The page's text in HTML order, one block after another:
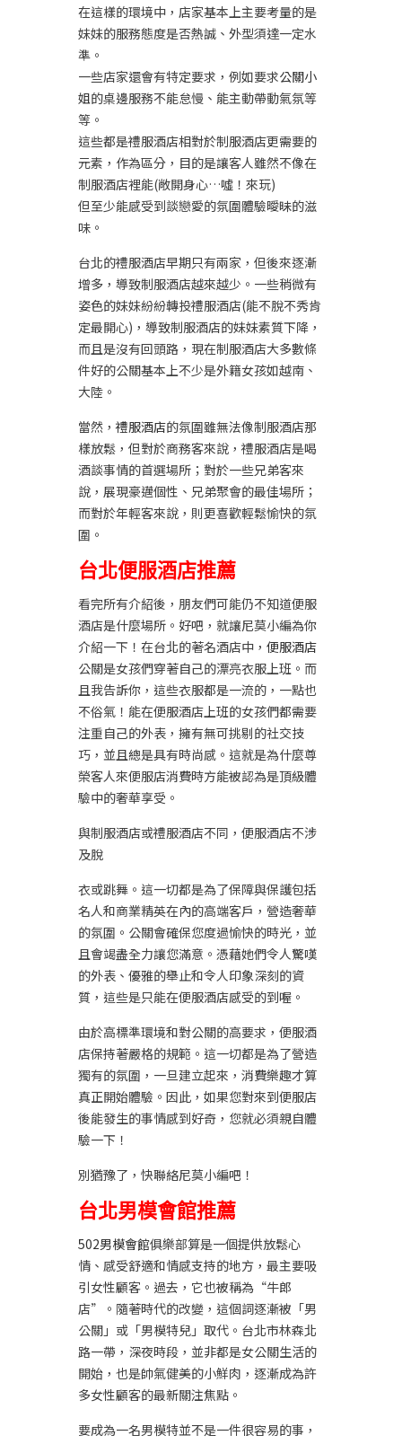
在這樣的環境中，店家基本上主要考量的是
妹妹的服務態度是否熱誠、外型須達一定水
準。
一些店家還會有特定要求，例如要求公關小
姐的桌邊服務不能怠慢、能主動帶動氣氛等
等。
這些都是禮服酒店相對於制服酒店更需要的
元素，作為區分，目的是讓客人雖然不像在
制服酒店裡能(敞開身心…噓！來玩)
但至少能感受到談戀愛的氛圍體驗曖昧的滋
味。
台北的禮服酒店早期只有兩家，但後來逐漸
增多，導致制服酒店越來越少。一些稍微有
姿色的妹妹紛紛轉投禮服酒店(能不脫不秀肯
定最開心)，導致制服酒店的妹妹素質下降，
而且是沒有回頭路，現在制服酒店大多數條
件好的公關基本上不少是外籍女孩如越南、
大陸。
當然， 禮服酒店的氛圍雖無法像制服酒店那
樣放鬆，但對於商務客來說，禮服酒店是喝
酒談事情的首選場所；對於一些兄弟客來
說，展現豪邁個性、兄弟聚會的最佳場所；
而對於年輕客來說，則更喜歡輕鬆愉快的氛
圍。
台北便服酒店推薦
看完所有介紹後，朋友們可能仍不知道便服
酒店是什麼場所。好吧，就讓尼莫小編為你
介紹一下！在台北的著名酒店中， 便服酒店
公關是女孩們穿著自己的漂亮衣服上班。而
且我告訴你，這些衣服都是一流的，一點也
不俗氣！能在便服酒店上班的女孩們都需要
注重自己的外表，擁有無可挑剔的社交技
巧，並且總是具有時尚感。這就是為什麼尊
榮客人來便服店消費時方能被認為是頂級體
驗中的奢華享受。
與制服酒店或禮服酒店不同，便服酒店不涉
及脫
衣或跳舞。這一切都是為了保障與保護包括
名人和商業精英在內的高端客戶，營造奢華
的氛圍。公關會確保您度過愉快的時光，並
且會竭盡全力讓您滿意。憑藉她們令人驚嘆
的外表、優雅的舉止和令人印象深刻的資
質，這些是只能在便服酒店感受的到喔。
由於高標準環境和對公關的高要求，便服酒
店保持著嚴格的規範。這一切都是為了營造
獨有的氛圍，一旦建立起來，消費樂趣才算
真正開始體驗。因此，如果您對來到便服店
後能發生的事情感到好奇，您就必須親自體
驗一下！
別猶豫了，快聯絡尼莫小編吧！
台北男模會館推薦
502男模會館俱樂部算是一個提供放鬆心
情、感受舒適和情感支持的地方，最主要吸
引女性顧客。過去，它也被稱為“牛郎
店”。隨著時代的改變，這個詞逐漸被「男
公關」或「男模特兒」取代。台北市林森北
路一帶，深夜時段，並非都是女公關生活的
開始，也是帥氣健美的小鮮肉，逐漸成為許
多女性顧客的最新關注焦點。
要成為一名男模特並不是一件很容易的事，